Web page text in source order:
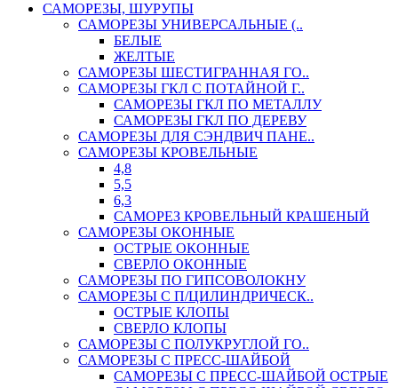
САМОРЕЗЫ, ШУРУПЫ
САМОРЕЗЫ УНИВЕРСАЛЬНЫЕ (..
БЕЛЫЕ
ЖЕЛТЫЕ
САМОРЕЗЫ ШЕСТИГРАННАЯ ГО..
САМОРЕЗЫ ГКЛ С ПОТАЙНОЙ Г..
САМОРЕЗЫ ГКЛ ПО МЕТАЛЛУ
САМОРЕЗЫ ГКЛ ПО ДЕРЕВУ
САМОРЕЗЫ ДЛЯ СЭНДВИЧ ПАНЕ..
САМОРЕЗЫ КРОВЕЛЬНЫЕ
4,8
5,5
6,3
САМОРЕЗ КРОВЕЛЬНЫЙ КРАШЕНЫЙ
САМОРЕЗЫ ОКОННЫЕ
ОСТРЫЕ ОКОННЫЕ
СВЕРЛО ОКОННЫЕ
САМОРЕЗЫ ПО ГИПСОВОЛОКНУ
САМОРЕЗЫ С П/ЦИЛИНДРИЧЕСК..
ОСТРЫЕ КЛОПЫ
СВЕРЛО КЛОПЫ
САМОРЕЗЫ С ПОЛУКРУГЛОЙ ГО..
САМОРЕЗЫ С ПРЕСС-ШАЙБОЙ
САМОРЕЗЫ С ПРЕСС-ШАЙБОЙ ОСТРЫЕ